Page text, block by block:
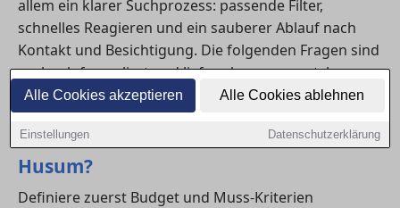
Alle Cookies akzeptieren Alle Cookies ablehnen
Einstellungen Datenschutzerklärung
allem ein klarer Suchprozess: passende Filter,
schnelles Reagieren und ein sauberer Ablauf nach
Kontakt und Besichtigung. Die folgenden Fragen sind
suchnah formuliert und liefern kurze, umsetzbare
Antworten.
Wie finde ich schnell eine Wohnung in
Husum?
Definiere zuerst Budget und Muss-Kriterien